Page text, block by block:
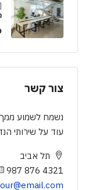
צור קשר
נשמח לשמוע
עוד על שירותי
תל אביב
987 876 4321